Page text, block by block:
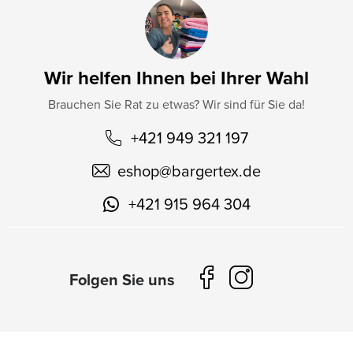
Wir helfen Ihnen bei Ihrer Wahl
Brauchen Sie Rat zu etwas? Wir sind für Sie da!
+421 949 321 197
eshop@bargertex.de
+421 915 964 304